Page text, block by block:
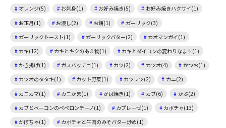
オレンジ(5)
お刺身(1) お好み焼き(5)
お好み焼きハクサイ(1)
お正月(1)
お浸し(2) お餅(1)
ガーリック(3)
ガーリックトースト(1)
ガーリックバター(2)
カオマンガイ(1)
カキ(12)
カキとキクのあえ物(1)
カキとダイコンの変わりなます(1)
かき揚げ(1)
ガスパッチョ(1) カツ(2) カツオ(4)
かつお(1)
カツオのタタキ(1)
カット野菜(1) カツレツ(2)
カニ(2)
カニカマ(1)
カニかま(1) かば焼き(1) カブ(6)
かぶ(2)
カブとベーコンのペペロンチーノ(1)
カプレーゼ(1)
カボチャ(13)
かぼちゃ(1)
カボチャと牛肉のみそバター炒め(1)